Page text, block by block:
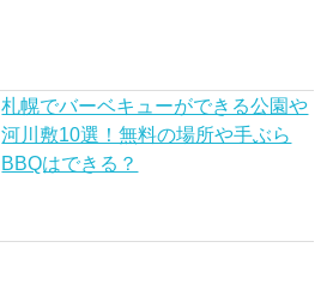
札幌でバーベキューができる公園や
河川敷10選！無料の場所や手ぶら
BBQはできる？